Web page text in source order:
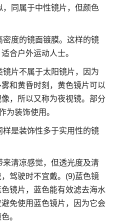
同属于中性镜片，但颜色
度的镜面镀膜。这样的镜
合户外运动人士。
片不属于太阳镜片，因为
和黄昏时刻，黄色镜片可以
，所以又称为夜视镜。部分
为装饰使用。
是装饰性多于实用性的镜
清凉感觉，但透光度及清
驾驶时不宜戴。(9)蓝色镜
镜片，蓝色能有效滤去海水
免使用蓝色镜片，因为它会
。